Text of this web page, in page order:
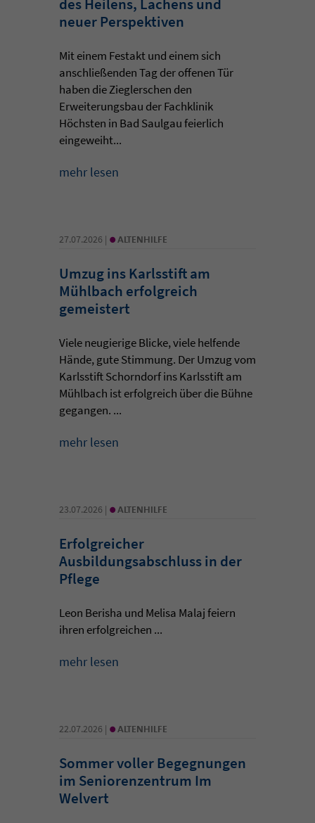
neuer Perspektiven
Mit einem Festakt und einem sich
anschließenden Tag der offenen Tür
haben die Zieglerschen den
Erweiterungsbau der Fachklinik
Höchsten in Bad Saulgau feierlich
eingeweiht...
mehr lesen
27.07.2026 | • ALTENHILFE
Umzug ins Karlsstift am
Mühlbach erfolgreich
gemeistert
Viele neugierige Blicke, viele helfende
Hände, gute Stimmung. Der Umzug vom
Karlsstift Schorndorf ins Karlsstift am
Mühlbach ist erfolgreich über die Bühne
gegangen. ...
mehr lesen
23.07.2026 | • ALTENHILFE
Erfolgreicher
Ausbildungsabschluss in der
Pflege
Leon Berisha und Melisa Malaj feiern
ihren erfolgreichen ...
mehr lesen
22.07.2026 | • ALTENHILFE
Sommer voller Begegnungen
im Seniorenzentrum Im
Welvert